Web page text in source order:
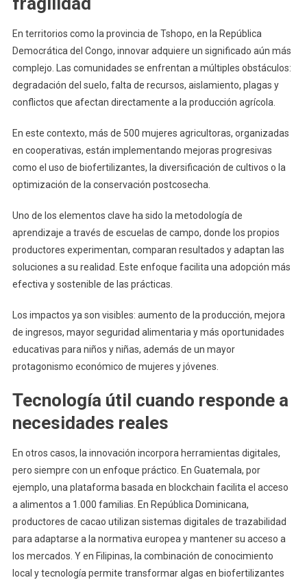
En territorios como la provincia de Tshopo, en la República
Democrática del Congo, innovar adquiere un significado aún más
complejo. Las comunidades se enfrentan a múltiples obstáculos:
degradación del suelo, falta de recursos, aislamiento, plagas y
conflictos que afectan directamente a la producción agrícola.
En este contexto, más de 500 mujeres agricultoras, organizadas
en cooperativas, están implementando mejoras progresivas
como el uso de biofertilizantes, la diversificación de cultivos o la
optimización de la conservación postcosecha.
Uno de los elementos clave ha sido la metodología de
aprendizaje a través de escuelas de campo, donde los propios
productores experimentan, comparan resultados y adaptan las
soluciones a su realidad. Este enfoque facilita una adopción más
efectiva y sostenible de las prácticas.
Los impactos ya son visibles: aumento de la producción, mejora
de ingresos, mayor seguridad alimentaria y más oportunidades
educativas para niños y niñas, además de un mayor
protagonismo económico de mujeres y jóvenes.
Tecnología útil cuando responde a
necesidades reales
En otros casos, la innovación incorpora herramientas digitales,
pero siempre con un enfoque práctico. En Guatemala, por
ejemplo, una plataforma basada en blockchain facilita el acceso
a alimentos a 1.000 familias. En República Dominicana,
productores de cacao utilizan sistemas digitales de trazabilidad
para adaptarse a la normativa europea y mantener su acceso a
los mercados. Y en Filipinas, la combinación de conocimiento
local y tecnología permite transformar algas en biofertilizantes